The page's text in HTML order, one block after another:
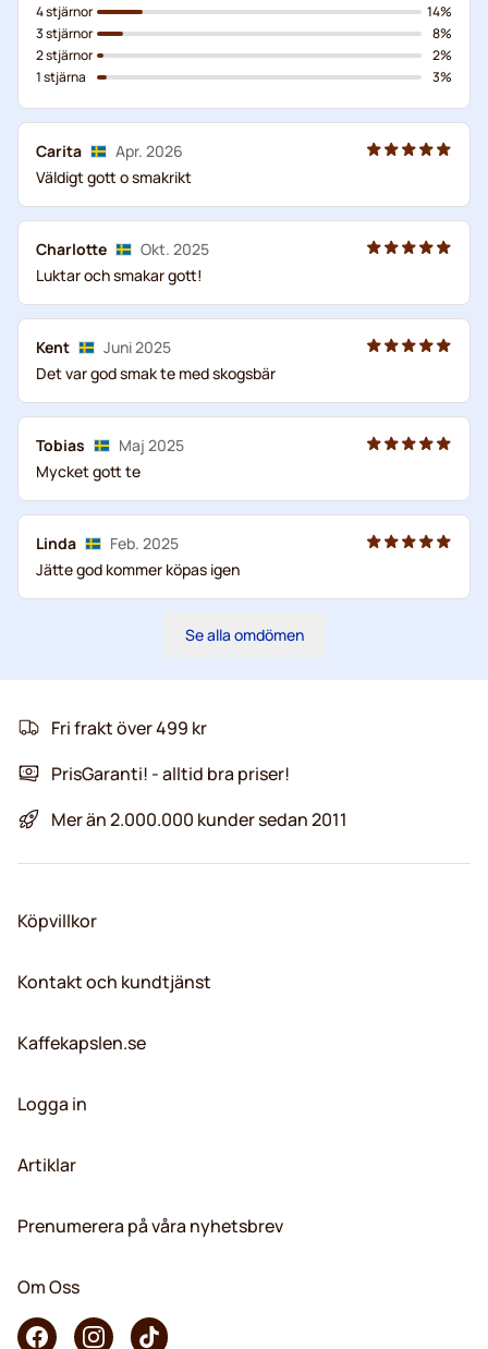
4 stjärnor
3 stjärnor
2 stjärnor
1 stjärna
14%
8%
2%
3%
Carita
Apr. 2026
Väldigt gott o smakrikt
Charlotte
Okt. 2025
Luktar och smakar gott!
Kent
Juni 2025
Det var god smak te med skogsbär
Tobias
Maj 2025
Mycket gott te
Linda
Feb. 2025
Jätte god kommer köpas igen
Se alla omdömen
Fri frakt över 499 kr
PrisGaranti! - alltid bra priser!
Mer än 2.000.000 kunder sedan 2011
Köpvillkor
Kontakt och kundtjänst
Kaffekapslen.se
Logga in
Artiklar
Prenumerera på våra nyhetsbrev
Om Oss